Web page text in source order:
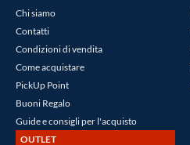
Chi siamo
Contatti
Condizioni di vendita
Come acquistare
PickUp Point
Buoni Regalo
Guide e consigli per l'acquisto
OUTLET